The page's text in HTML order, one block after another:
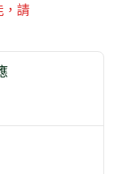
，請